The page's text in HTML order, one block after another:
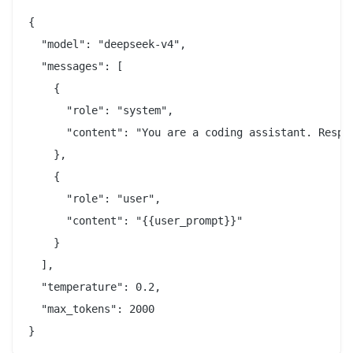
{
  "model": "deepseek-v4",
  "messages": [
    {
      "role": "system",
"content": "You are a coding assistant.
    },
    {
      "role": "user",
      "content": "{{user_prompt}}"
    }
  ],
  "temperature": 0.2,
  "max_tokens": 2000